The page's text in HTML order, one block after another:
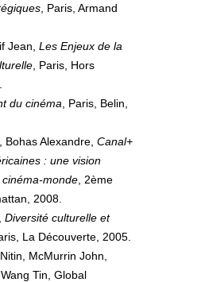
, Paris, Armand
Jean, Les Enjeux de la
, Paris, Hors
du cinéma , Paris, Belin,
Alexandre, Canal+
: une vision
monde , 2ème
2008.
Diversité culturelle et
La Découverte, 2005.
McMurrin John,
Tin, Global